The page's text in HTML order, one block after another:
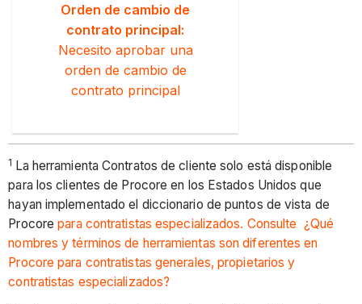
Orden de cambio de
contrato principal:
Necesito aprobar una
orden de cambio de
contrato principal
1 La herramienta Contratos de cliente solo está disponible
para los clientes de Procore en los Estados Unidos que
hayan implementado el diccionario de puntos de vista de
Procorepara contratistas especializados. Consulte ¿Qué
nombres y términos de herramientas son diferentes en
Procore para contratistas generales, propietarios y
contratistas especializados?